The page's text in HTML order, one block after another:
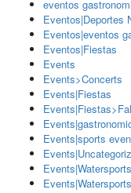
eventos
Eventos|Deportes
Eventos|eventos
Eventos|Fiestas
Events
Events>Concerts
Events|Fiestas
Events|sports
Events|Watersports